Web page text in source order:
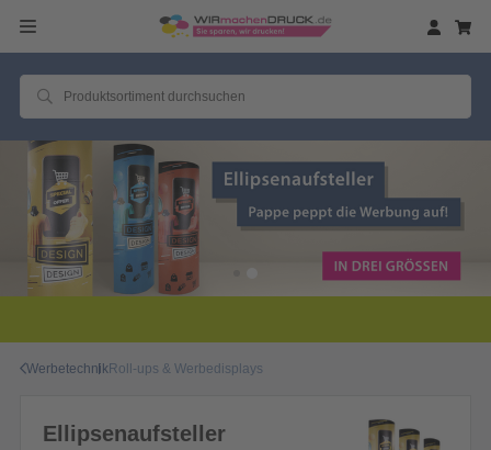
WerbetechnikRoll-ups & Werbedisplays
Ellipsenaufsteller